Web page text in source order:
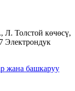
Толстой көчөсү,
Электрондук
жана башкаруу